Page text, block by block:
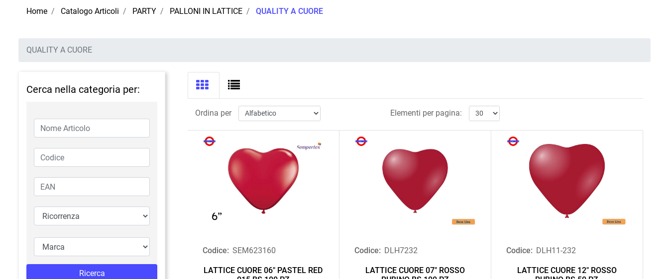
Home Catalogo Articoli PARTY PALLONI IN LATTICE QUALITY A CUORE
QUALITY A CUORE
Cerca nella categoria per:
Ordina per Elementi per pagina:
Codice: SEM623160
LATTICE CUORE 06" PASTEL RED
Codice: DLH7232
LATTICE CUORE 07" ROSSO
Codice: DLH11-232
LATTICE CUORE 12" ROSSO